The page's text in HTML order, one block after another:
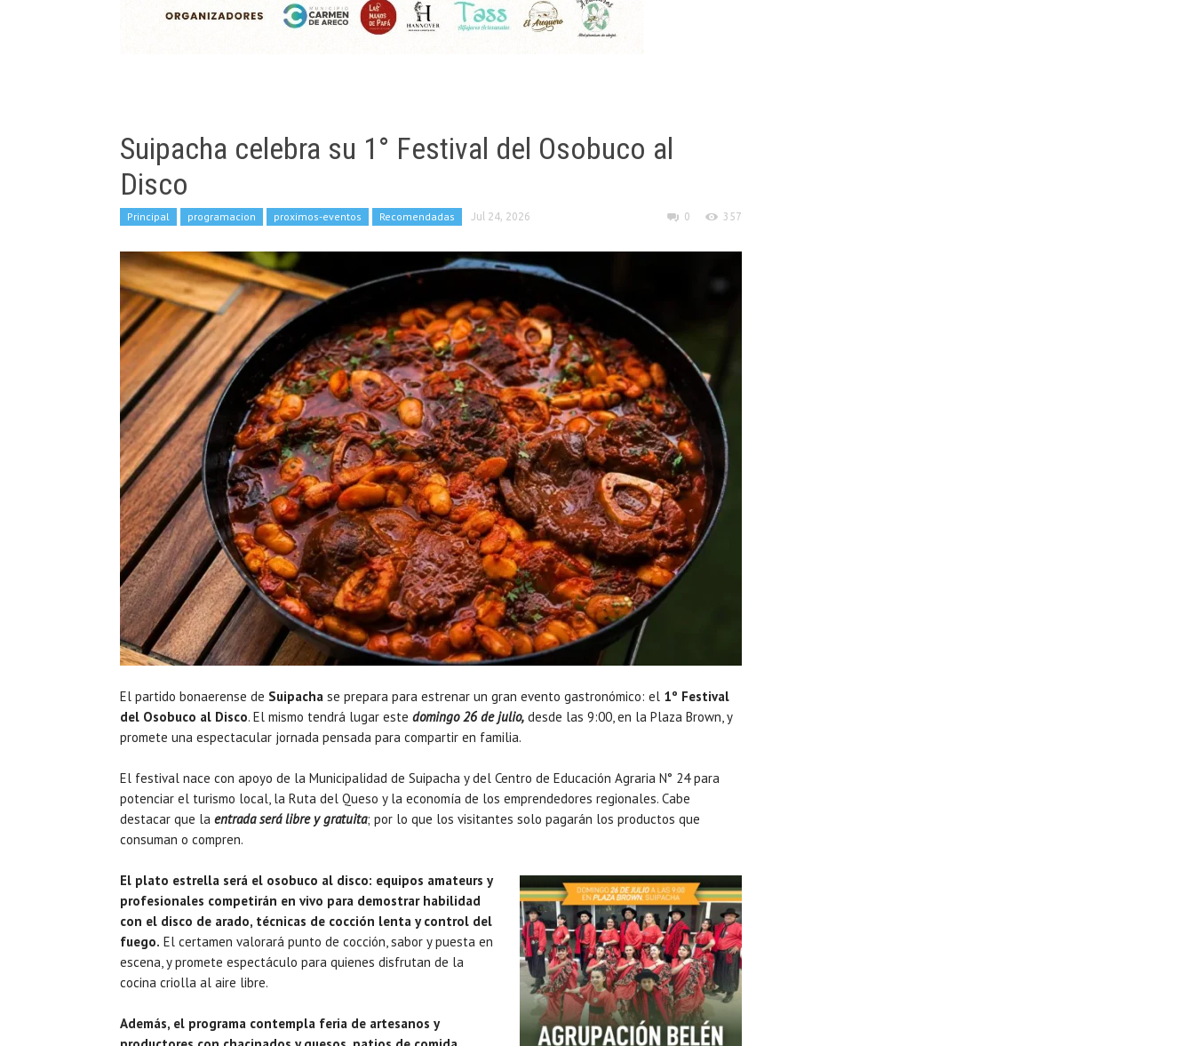
Suipacha celebra su 1° Festival del Osobuco al
Disco
Principal programacion proximos-eventos Recomendadas Jul 24, 2026 0 357
El partido bonaerense de Suipacha se prepara para estrenar un gran evento gastronómico: el 1º Festival
del Osobuco al Disco. El mismo tendrá lugar este domingo 26 de julio, desde las 9:00, en la Plaza Brown, y
promete una espectacular jornada pensada para compartir en familia.
El festival nace con apoyo de la Municipalidad de Suipacha y del Centro de Educación Agraria N° 24 para
potenciar el turismo local, la Ruta del Queso y la economía de los emprendedores regionales. Cabe
destacar que la entrada será libre y gratuita; por lo que los visitantes solo pagarán los productos que
consuman o compren.
El plato estrella será el osobuco al disco: equipos amateurs y
profesionales competirán en vivo para demostrar habilidad
con el disco de arado, técnicas de cocción lenta y control del
fuego. El certamen valorará punto de cocción, sabor y puesta en
escena, y promete espectáculo para quienes disfrutan de la
cocina criolla al aire libre.
Además, el programa contempla feria de artesanos y